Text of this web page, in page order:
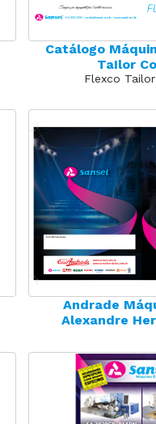
Catálogo
TaIlor
Flexco
Andrade
Alexandre